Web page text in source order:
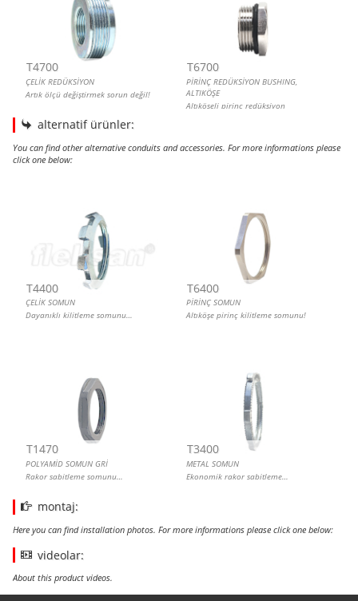
T4700
ÇELİK REDÜKSİYON
Artık ölçü değiştirmek sorun değil!
T6700
PİRİNÇ REDÜKSİYON BUSHING,
ALTIKÖŞE
Altıköşeli pirinç redüksiyon
alternatif ürünler:
You can find other alternative conduits and accessories. For more informations please
click one below:
T4400
ÇELİK SOMUN
Dayanıklı kilitleme somunu…
T6400
PİRİNÇ SOMUN
Altıköşe pirinç kilitleme somunu!
T1470
POLYAMİD SOMUN GRİ
Rakor sabitleme somunu…
T3400
METAL SOMUN
Ekonomik rakor sabitleme…
montaj:
Here you can find installation photos. For more informations please click one below:
videolar:
About this product videos.